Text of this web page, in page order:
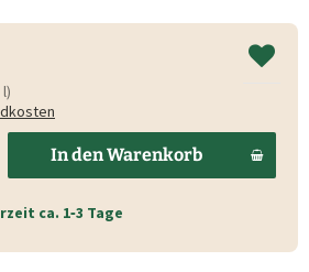
In denWarenkorb
ca. 1‑3 Tage